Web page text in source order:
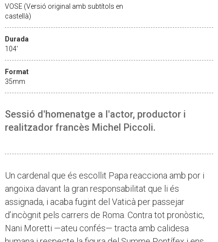
VOSE (Versió original amb subtítols en
castellà)
Durada
104'
Format
35mm
Sessió d'homenatge a l'actor, productor i
realitzador francès Michel Piccoli.
Un cardenal que és escollit Papa reacciona amb por i
angoixa davant la gran responsabilitat que li és
assignada, i acaba fugint del Vaticà per passejar
d’incògnit pels carrers de Roma. Contra tot pronòstic,
Nani Moretti —ateu confés— tracta amb calidesa